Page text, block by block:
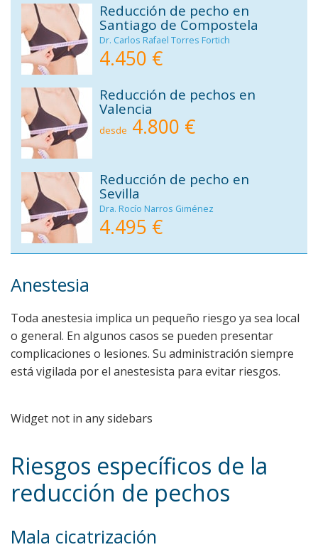
Reducción de pecho en
Santiago de Compostela
Dr. Carlos Rafael Torres Fortich
4.450 €
Reducción de pechos en
Valencia
desde 4.800 €
Reducción de pecho en
Sevilla
Dra. Rocío Narros Giménez
4.495 €
Anestesia
Toda anestesia implica un pequeño riesgo ya sea local
o general. En algunos casos se pueden presentar
complicaciones o lesiones. Su administración siempre
está vigilada por el anestesista para evitar riesgos.
Widget not in any sidebars
Riesgos específicos de la
reducción de pechos
Mala cicatrización